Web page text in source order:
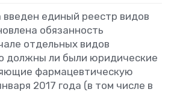
введен единый реестр видов
обязанность
отдельных видов
должны ли были юридические
фармацевтическую
2017 года (в том числе в